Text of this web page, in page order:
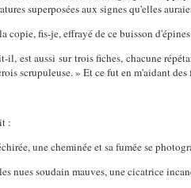
superposées aux signes qu'elles
copie, fis-je, effrayé de ce buisson
il, est aussi sur trois fiches, chacune
scrupuleuse. » Et ce fut en m'aidant
:
une cheminée et sa fumée se
nues soudain mauves, une cicatrice